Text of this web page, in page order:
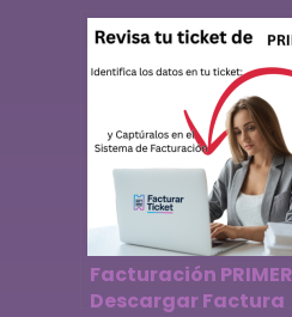
Factura
Facturación
Descargar Factura